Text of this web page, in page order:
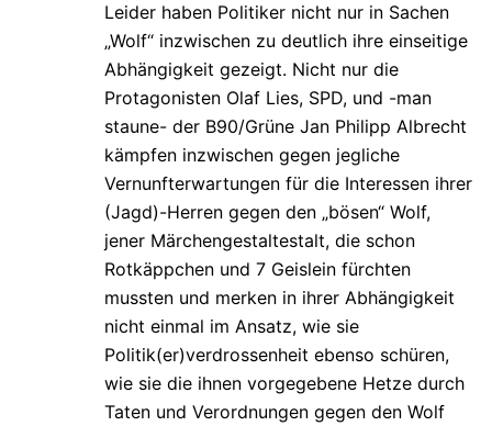
Leider haben Politiker nicht nur in Sachen
„Wolf“ inzwischen zu deutlich ihre einseitige
Abhängigkeit gezeigt. Nicht nur die
Protagonisten Olaf Lies, SPD, und -man
staune- der B90/Grüne Jan Philipp Albrecht
kämpfen inzwischen gegen jegliche
Vernunfterwartungen für die Interessen ihrer
(Jagd)-Herren gegen den „bösen“ Wolf,
jener Märchengestaltestalt, die schon
Rotkäppchen und 7 Geislein fürchten
mussten und merken in ihrer Abhängigkeit
nicht einmal im Ansatz, wie sie
Politik(er)verdrossenheit ebenso schüren,
wie sie die ihnen vorgegebene Hetze durch
Taten und Verordnungen gegen den Wolf